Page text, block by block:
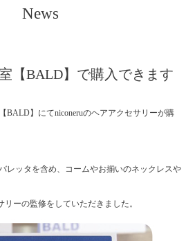
News
【BALD】で購入できます
BALD】にてniconeruのヘアアクセサリーが購
レッタを含め、コームやお揃いのネックレスや
ーの監修をしていただきました。